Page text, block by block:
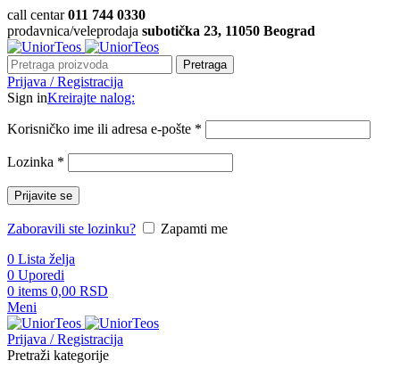
call centar011 744 0330
prodavnica/veleprodaja subotička 23, 11050 Beograd
Pretraga
Prijava / Registracija
Sign inKreirajte nalog:
Korisničko ime ili adresa e-pošte *
Lozinka *
Prijavite se
Zaboravili ste lozinku?
Zapamti me
0 Lista želja
0 Uporedi
0 items 0,00 RSD
Meni
Prijava / Registracija
Pretraži kategorije